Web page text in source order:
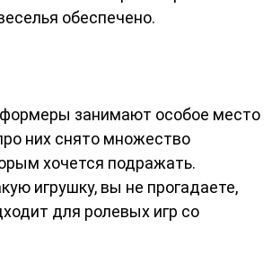
обеспечено.
занимают особое место
них снято множество
хочется подражать.
игрушку, вы не прогадаете,
для ролевых игр со